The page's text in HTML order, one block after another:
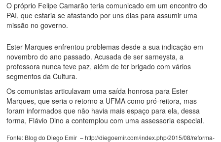
O próprio Felipe Camarão teria comunicado em um encontro do
PAI, que estaria se afastando por uns dias para assumir uma
missão no governo.
Ester Marques enfrentou problemas desde a sua indicação em
novembro do ano passado. Acusada de ser sarneysta, a
professora nunca teve paz, além de ter brigado com vários
segmentos da Cultura.
Os comunistas articulavam uma saída honrosa para Ester
Marques, que seria o retorno a UFMA como pró-reitora, mas
foram informados que não havia mais espaço para ela, dessa
forma, Flávio Dino a contemplou com uma assessoria especial.
Fonte: Blog do Diego Emir –http://diegoemir.com/index.php/2015/08/reforma-